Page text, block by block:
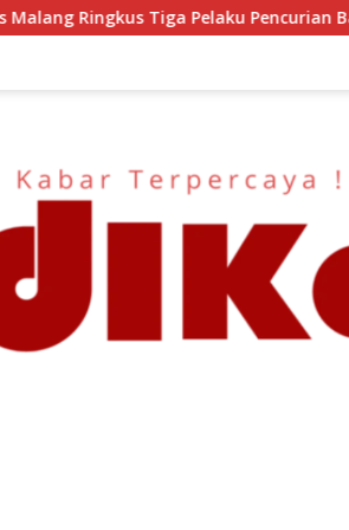
Baterai Tower Telekomunikasi